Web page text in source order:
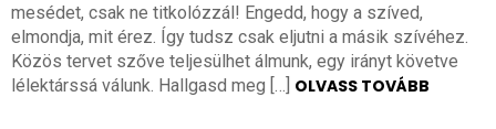
mesédet, csak ne titkolózzál! Engedd, hogy a szíved,
elmondja, mit érez. Így tudsz csak eljutni a másik szívéhez.
Közös tervet szőve teljesülhet álmunk, egy irányt követve
lélektárssá válunk. Hallgasd meg […] OLVASS TOVÁBB